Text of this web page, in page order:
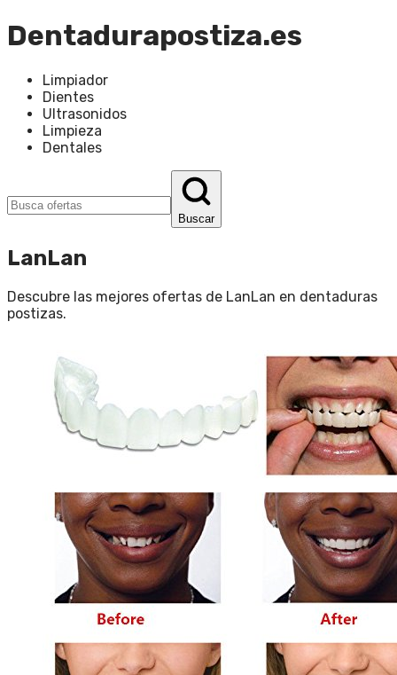
Dentadurapostiza.es
Limpiador
Dientes
Ultrasonidos
Limpieza
Dentales
Buscar
LanLan
Descubre las mejores ofertas de LanLan en dentaduras
postizas.